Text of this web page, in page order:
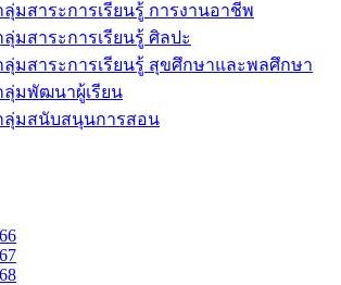
ลุ่มสาระการเรียนรู้ การงานอาชีพ
ลุ่มสาระการเรียนรู้ ศิลปะ
ลุ่มสาระการเรียนรู้ สุขศึกษาและพลศึกษา
ลุ่มพัฒนาผู้เรียน
ลุ่มสนับสนุนการสอน